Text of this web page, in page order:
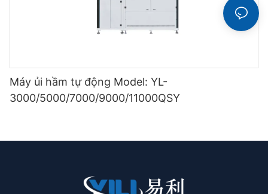
Máy ủi hầm tự động Model: YL-
3000/5000/7000/9000/11000QSY